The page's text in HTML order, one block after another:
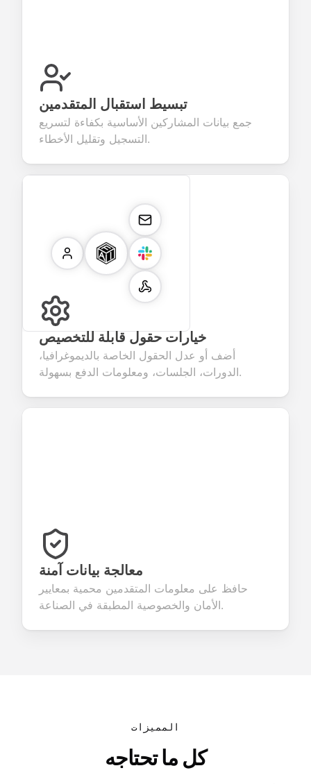
تبسيط استقبال المتقدمين
جمع بيانات المشاركين الأساسية بكفاءة لتسريع
التسجيل وتقليل الأخطاء.
خيارات حقول قابلة للتخصيص
أضف أو عدل الحقول الخاصة بالديموغرافيا،
الدورات، الجلسات، ومعلومات الدفع بسهولة.
معالجة بيانات آمنة
حافظ على معلومات المتقدمين محمية بمعايير
الأمان والخصوصية المطبقة في الصناعة.
المميزات
كل ما تحتاجه